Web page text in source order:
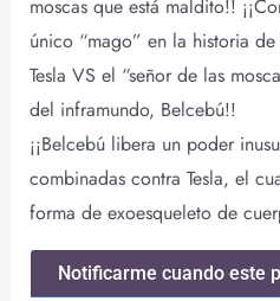
moscas que está maldito!!
único “mago” en la historia
Tesla VS el “señor de las
del inframundo, Belcebú!!
¡¡Belcebú libera un poder
combinadas contra Tesla, el
forma de exoesqueleto de
Notificarme cuando este